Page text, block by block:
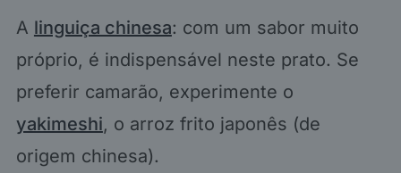
A linguiça chinesa: com um sabor muito
próprio, é indispensável neste prato. Se
preferir camarão, experimente o
yakimeshi, o arroz frito japonês (de
origem chinesa).